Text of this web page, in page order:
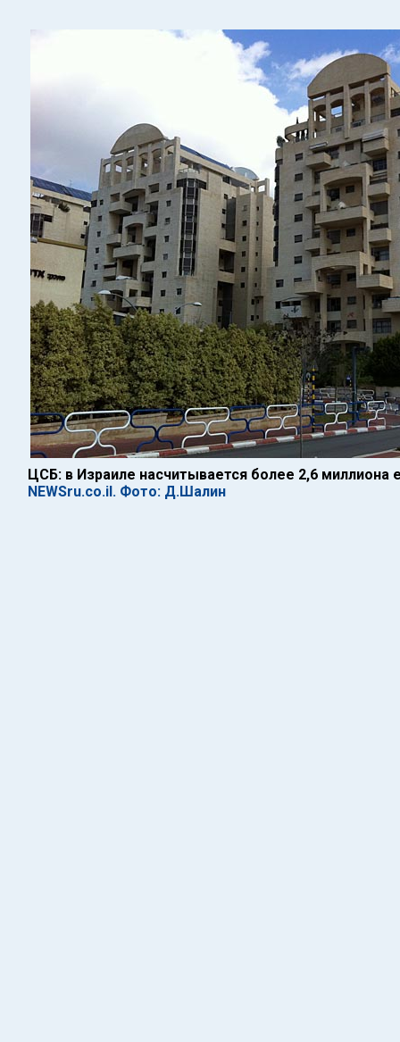
ЦСБ: в Израиле насчитывается более 2,6 миллиона
NEWSru.co.il. Фото: Д.Шалин